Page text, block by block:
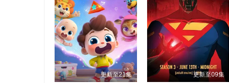
更新至21集 更新至09集